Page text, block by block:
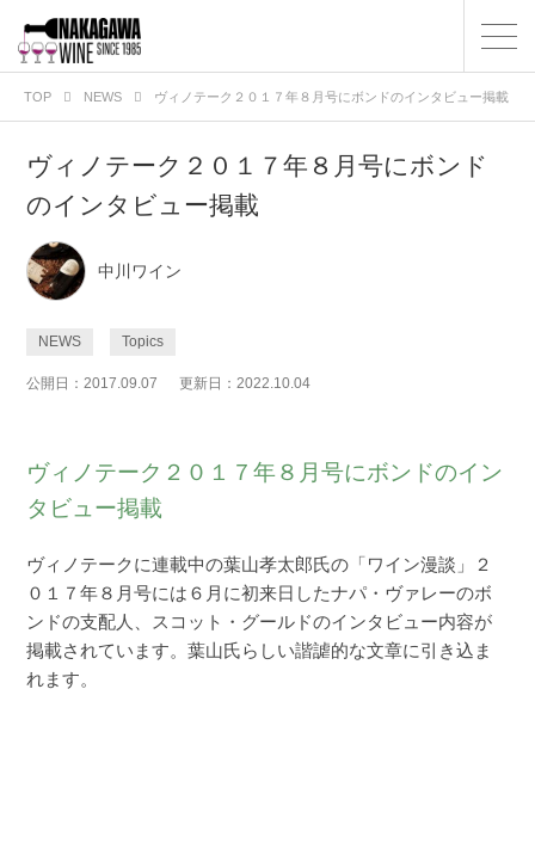
TOP NEWS ヴィノテーク２０１７年８月号にボンドのインタビュー掲載
ヴィノテーク２０１７年８月号にボンド
のインタビュー掲載
中川ワイン
NEWS Topics
公開日：2017.09.07 更新日：2022.10.04
ヴィノテーク２０１７年８月号にボンドのイン
タビュー掲載
ヴィノテークに連載中の葉山孝太郎氏の「ワイン漫談」２
０１７年８月号には６月に初来日したナパ・ヴァレーのボ
ンドの支配人、スコット・グールドのインタビュー内容が
掲載されています。葉山氏らしい諧謔的な文章に引き込ま
れます。